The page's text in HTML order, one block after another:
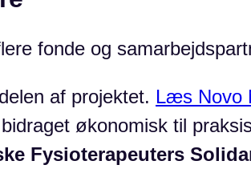
fonde og
af projektet. Læs Novo
økonomisk til
Fysioterapeuters